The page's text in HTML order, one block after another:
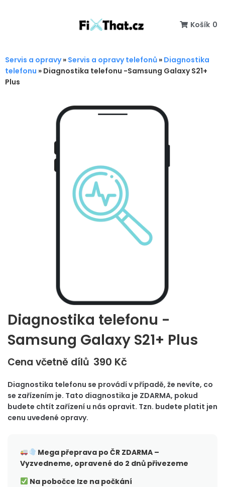
Košík 0
Servis a opravy» Servis a opravy telefonů » Diagnostika
telefonu » Diagnostika telefonu -Samsung Galaxy S21+
Plus
Diagnostika telefonu -
Samsung Galaxy S21+ Plus
Cena včetně dílů 390 Kč
Diagnostika telefonu se provádí v případě, že nevíte, co
se zařízením je. Tato diagnostika je ZDARMA, pokud
budete chtít zařízení u nás opravit. Tzn. budete platit jen
cenu uvedené opravy.
Mega přeprava po ČRZDARMA –
Vyzvedneme, opravené do 2 dnů přivezeme
Na pobočce lze na počkání